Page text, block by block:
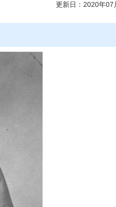
更新日：2020年07